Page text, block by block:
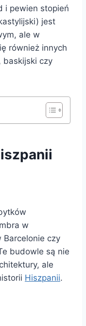
i pewien stopień
jest
ale w
również innych
baskijski czy
w
Barcelonie czy
budowle są nie
ale
Hiszpanii.